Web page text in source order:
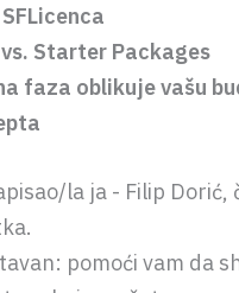
vs. Starter Packages
faza oblikuje vašu
la ja - Filip
pomoći vam da